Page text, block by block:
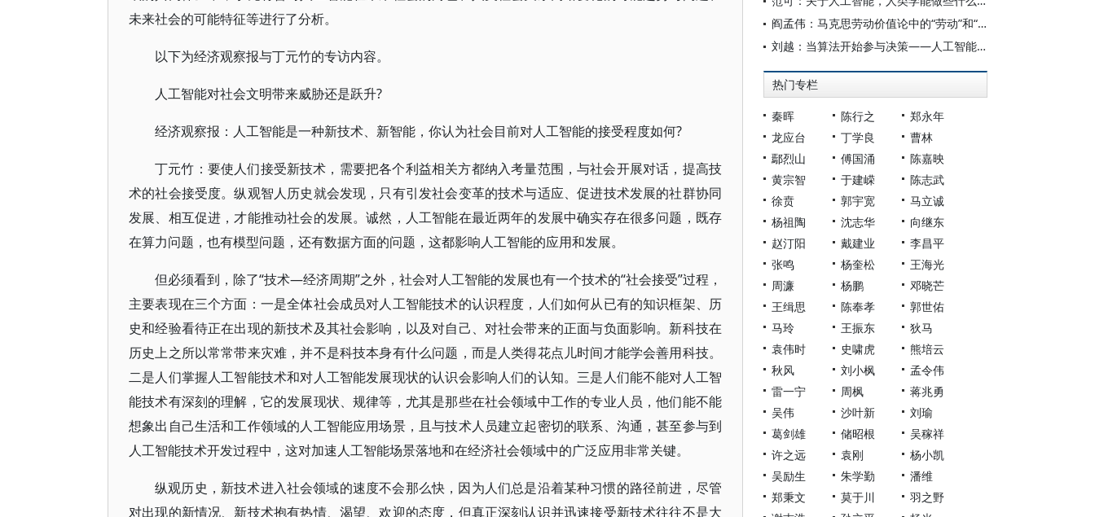
未来社会的可能特征等进行了分析。
以下为经济观察报与丁元竹的专访内容。
人工智能对社会文明带来威胁还是跃升?
经济观察报：人工智能是一种新技术、新智能，你认为社会目前对人工智能的接受程度如何?
丁元竹：要使人们接受新技术，需要把各个利益相关方都纳入考量范围，与社会开展对话，提高技
术的社会接受度。纵观智人历史就会发现，只有引发社会变革的技术与适应、促进技术发展的社群协同
发展、相互促进，才能推动社会的发展。诚然，人工智能在最近两年的发展中确实存在很多问题，既存
在算力问题，也有模型问题，还有数据方面的问题，这都影响人工智能的应用和发展。
但必须看到，除了“技术—经济周期”之外，社会对人工智能的发展也有一个技术的“社会接受”过程，
主要表现在三个方面：一是全体社会成员对人工智能技术的认识程度，人们如何从已有的知识框架、历
史和经验看待正在出现的新技术及其社会影响，以及对自己、对社会带来的正面与负面影响。新科技在
历史上之所以常常带来灾难，并不是科技本身有什么问题，而是人类得花点儿时间才能学会善用科技。
二是人们掌握人工智能技术和对人工智能发展现状的认识会影响人们的认知。三是人们能不能对人工智
能技术有深刻的理解，它的发展现状、规律等，尤其是那些在社会领域中工作的专业人员，他们能不能
想象出自己生活和工作领域的人工智能应用场景，且与技术人员建立起密切的联系、沟通，甚至参与到
人工智能技术开发过程中，这对加速人工智能场景落地和在经济社会领域中的广泛应用非常关键。
纵观历史，新技术进入社会领域的速度不会那么快，因为人们总是沿着某种习惯的路径前进，尽管
对出现的新情况、新技术抱有热情、渴望、欢迎的态度，但真正深刻认识并迅速接受新技术往往不是大
阎孟伟：马克思劳动价值论中的“劳动”和“价值”概念
刘越：当算法开始参与决策——人工智能重塑全球治理的底层逻辑
热门专栏
秦晖 陈行之
郑永年
龙应台
丁学良
曹林
鄢烈山
傅国涌
陈嘉映
黄宗智
于建嵘
陈志武
徐贲
郭宇宽
马立诚
杨祖陶
沈志华
向继东
赵汀阳
戴建业
李昌平
张鸣
杨奎松
王海光
周濂
杨鹏
邓晓芒
王缉思
陈奉孝
郭世佑
马玲
王振东
狄马
袁伟时
史啸虎
熊培云
秋风
刘小枫
孟令伟
雷一宁
周枫
蒋兆勇
吴伟
沙叶新
刘瑜
葛剑雄
储昭根
吴稼祥
许之远
袁刚
杨小凯
吴励生
朱学勤
潘维
郑秉文
莫于川
羽之野